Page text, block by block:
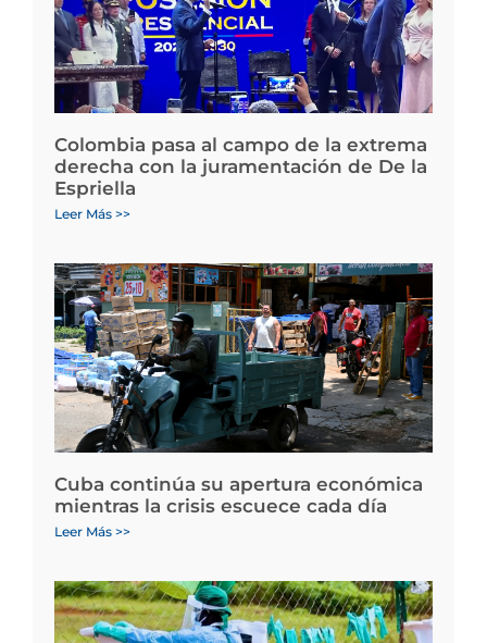
Colombia pasa al campo de la extrema
derecha con la juramentación de De la
Espriella
Leer Más >>
Cuba continúa su apertura económica
mientras la crisis escuece cada día
Leer Más >>